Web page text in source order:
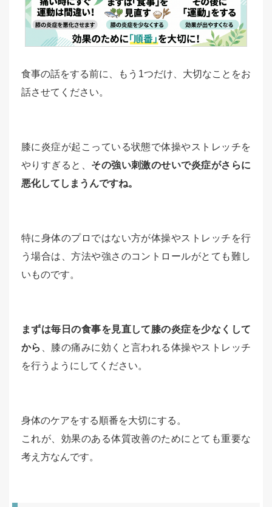
食事の話をする前に、もう1つだけ、大切なことをお
話させてください。
膝に炎症が起こっている状態で体操やストレッチを
やりすぎると、 その強い刺激のせいで炎症がさらに
悪化してしまうんですね。
特に身体のプロではない方が体操やストレッチを行
う場合は、方法や強さのコントロールがとても難し
いものです。
まずは毎日の食事を見直して膝の炎症を少なくして
から
、膝の痛みに効くと言われる体操やストレッチ
を行うようにしてください。
身体のケアをする順番を大切にする。
これが、効果のある体質改善のためにとても重要な
考え方なんです。